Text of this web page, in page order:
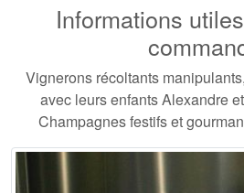
Informations
Vignerons récoltants
avec leurs enfants Alexandre
Champagnes festifs et